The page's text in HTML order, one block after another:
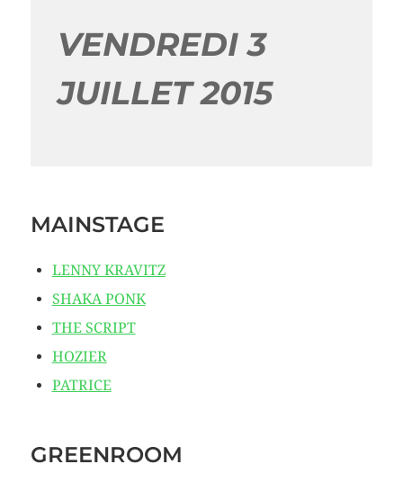
VENDREDI 3
JUILLET 2015
MAINSTAGE
LENNY KRAVITZ
SHAKA PONK
THE SCRIPT
HOZIER
PATRICE
GREENROOM